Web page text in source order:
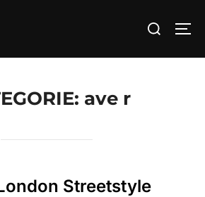
Suchen
ave r
Streetstyle